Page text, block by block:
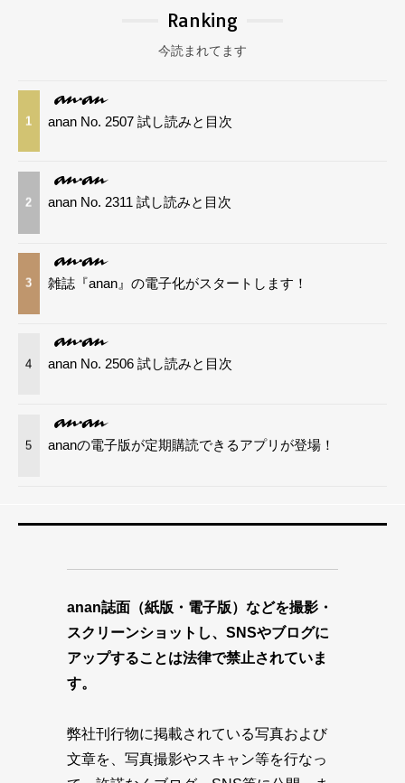
Ranking
今読まれてます
1 anan No. 2507 試し読みと目次
2 anan No. 2311 試し読みと目次
3 雑誌『anan』の電子化がスタートします！
4 anan No. 2506 試し読みと目次
5 ananの電子版が定期購読できるアプリが登場！
anan誌面（紙版・電子版）などを撮影・
スクリーンショットし、SNSやブログに
アップすることは法律で禁止されていま
す。
弊社刊行物に掲載されている写真および
文章を、写真撮影やスキャン等を行なっ